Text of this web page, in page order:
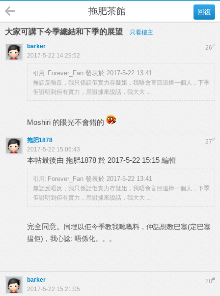
回復
拖肥茶館
大家可講下今季總結和下季的展望 只看樓主
26#
barker
2017-5-22 14:29:52
引用: Forever_Fan 發表於 2017-5-22 13:41
無話反唔反，我只係話佢實力存疑姐，我唔會盲目追捧一個人，下季
佢證明到佢有實力，用證據來說話，我大大 ...
Moshiri 的眼光不會錯的
27#
拖肥1878
2017-5-22 15:06:43
本帖最後由 拖肥1878 於 2017-5-22 15:15 編輯
引用: Forever_Fan 發表於 2017-5-22 13:41
無話反唔反，我只係話佢實力存疑姐，我唔會盲目追捧一個人，下季
佢證明到佢有實力，用證據來說話，我大大 ...
完全同意。
同埋以佢今季教我哋嘅料，仲話想教巴塞(定巴塞
揾佢)，我心諗: 唔係化。。。
28#
barker
2017-5-22 15:21:05